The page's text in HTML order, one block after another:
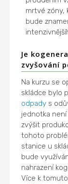
mrtvé zóny,
bude
Je
zvyšování
Na kurzu se
skládce bylo
odpady s
jednotka
zvýšit
tohoto
stanice u
bude
nahrazení
Více k